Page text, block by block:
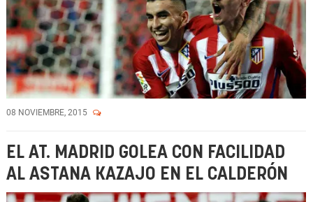
08 NOVIEMBRE, 2015
EL AT. MADRID GOLEA CON FACILIDAD
AL ASTANA KAZAJO EN EL CALDERÓN